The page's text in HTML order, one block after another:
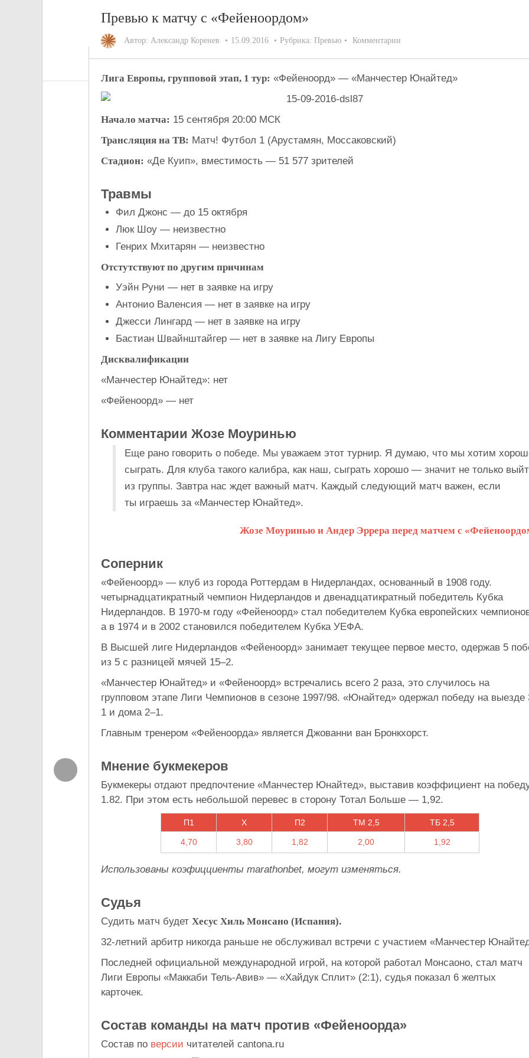
Превью к матчу с «Фейеноордом»
Автор: Александр Коренев 15.09.2016 Рубрика: Превью Комментарии
Лига Европы, групповой этап, 1 тур: «Фейеноорд» — «Манчестер Юнайтед»
Начало матча: 15 сентября 20:00 МСК
Трансляция на ТВ: Матч! Футбол 1 (Арустамян, Моссаковский)
Стадион: «Де Куип», вместимость — 51 577 зрителей
Травмы
Фил Джонс — до 15 октября
Люк Шоу — неизвестно
Генрих Мхитарян — неизвестно
Отстутствуют по другим причинам
Уэйн Руни — нет в заявке на игру
Антонио Валенсия — нет в заявке на игру
Джесси Лингард — нет в заявке на игру
Бастиан Швайнштайгер — нет в заявке на Лигу Европы
Дисквалификации
«Манчестер Юнайтед»: нет
«Фейеноорд» — нет
Комментарии Жозе Моуринью
Еще рано говорить о победе. Мы уважаем этот турнир. Я думаю, что мы хотим
сыграть. Для клуба такого калибра, как наш, сыграть хорошо — значит не только
из группы. Завтра нас ждет важный матч. Каждый следующий матч важен, если
ты играешь за «Манчестер Юнайтед».
Жозе Моуринью и Андер Эррера перед матчем с
Соперник
«Фейеноорд» — клуб из города Роттердам в Нидерландах, основанный в 1908 году.
четырнадцатикратный чемпион Нидерландов и двенадцатикратный победитель Кубка
Нидерландов. В 1970-м году «Фейеноорд» стал победителем Кубка европейских
а в 1974 и в 2002 становился победителем Кубка УЕФА.
В Высшей лиге Нидерландов «Фейеноорд» занимает текущее первое место, одержав 5
из 5 с разницей мячей 15–2.
«Манчестер Юнайтед» и «Фейеноорд» встречались всего 2 раза, это случилось на
групповом этапе Лиги Чемпионов в сезоне 1997/98. «Юнайтед» одержал победу на выезде
1 и дома 2–1.
Главным тренером «Фейеноорда» является Джованни ван Бронкхорст.
Мнение букмекеров
Букмекеры отдают предпочтение «Манчестер Юнайтед», выставив коэффициент на
1.82. При этом есть небольшой перевес в сторону Тотал Больше — 1,92.
П1 X П2 ТМ 2,5 ТБ 2,5
4,70 3,80 1,82 2,00 1,92
Использованы коэфицциенты marathonbet, могут изменяться.
Судья
Судить матч будет Хесус Хиль Монсано (Испания).
32-летний арбитр никогда раньше не обслуживал встречи с участием «Манчестер
Последней официальной международной игрой, на которой работал Монсаоно, стал матч
Лиги Европы «Маккаби Тель-Авив» — «Хайдук Сплит» (2:1), судья показал 6 желтых
карточек.
Состав команды на матч против «Фейеноорда»
Состав по версии читателей cantona.ru